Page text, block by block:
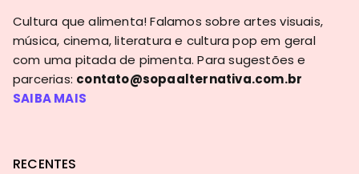
Cultura que alimenta! Falamos sobre artes visuais,
música, cinema, literatura e cultura pop em geral
com uma pitada de pimenta. Para sugestões e
parcerias: contato@sopaalternativa.com.br
SAIBA MAIS
RECENTES